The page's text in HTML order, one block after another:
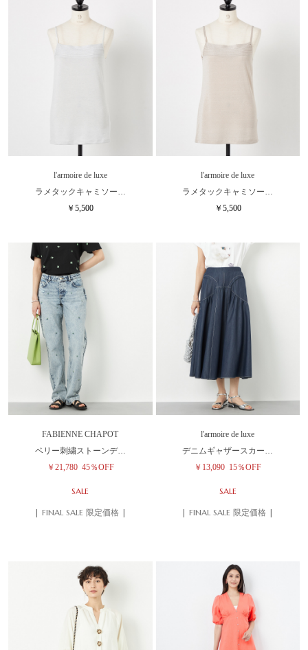
l'armoire de luxe
ラメタックキャミソー…
￥5,500
l'armoire de luxe
ラメタックキャミソー…
￥5,500
FABIENNE CHAPOT
ベリー刺繍ストーンデ…
￥21,780 45％OFF
SALE
| FINAL SALE 限定価格 |
l'armoire de luxe
デニムギャザースカー…
￥13,090 15％OFF
SALE
| FINAL SALE 限定価格 |